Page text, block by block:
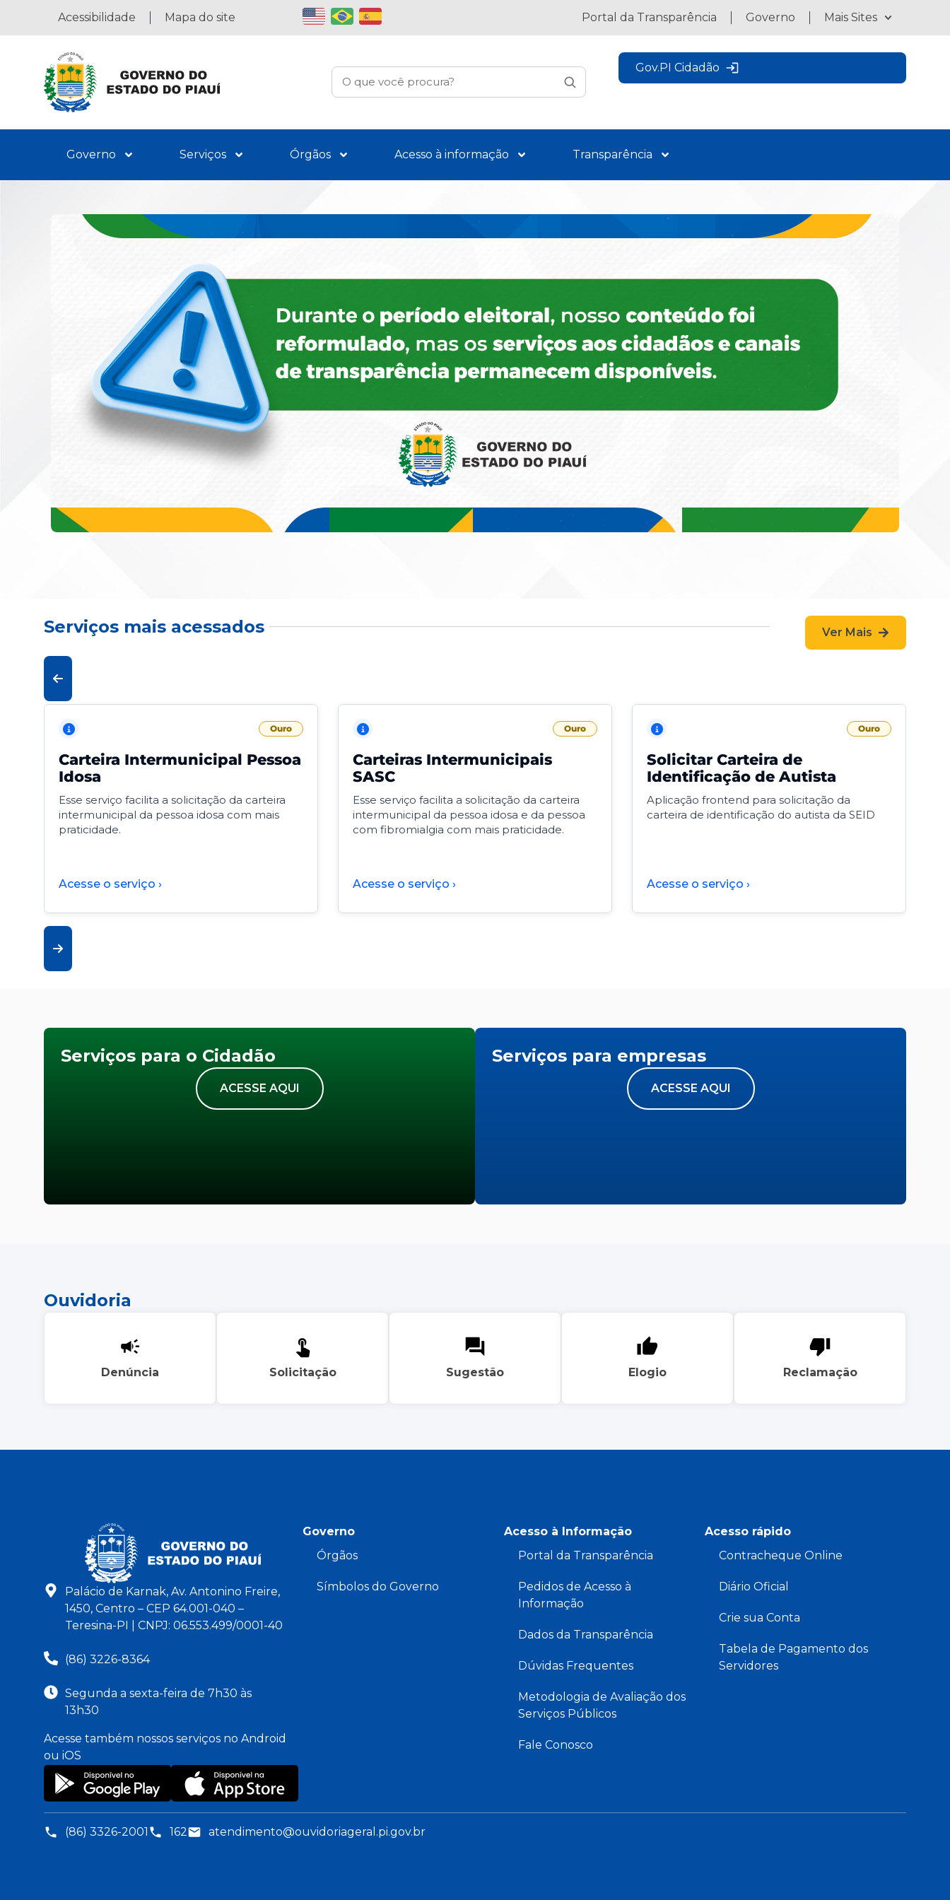
Acessibilidade Mapa do site Portal da Transparência Governo Mais Sites
Gov.PI Cidadão
Governo Serviços Órgãos Acesso à informação Transparência
Serviços mais acessados Ver Mais
Ouro
Carteira Intermunicipal Pessoa
Idosa
Esse serviço facilita a solicitação da carteira
intermunicipal da pessoa idosa com mais
praticidade.
Acesse o serviço ›
Ouro
Carteiras Intermunicipais
SASC
Esse serviço facilita a solicitação da carteira
intermunicipal da pessoa idosa e da pessoa
com fibromialgia com mais praticidade.
Acesse o serviço ›
Ouro
Solicitar Carteira de
Identificação de Autista
Aplicação frontend para solicitação da
carteira de identificação do autista da SEID
Acesse o serviço ›
Serviços para o Cidadão
ACESSE AQUI
Serviços para empresas
ACESSE AQUI
Ouvidoria
Denúncia Solicitação Sugestão Elogio Reclamação
Palácio de Karnak, Av. Antonino Freire,
1450, Centro – CEP 64.001-040 –
Teresina-PI | CNPJ: 06.553.499/0001-40
(86) 3226-8364
Segunda a sexta-feira de 7h30 às
13h30
Acesse também nossos serviços no Android
ou iOS
Governo
Órgãos
Símbolos do Governo
Acesso à Informação
Portal da Transparência
Pedidos de Acesso à
Informação
Dados da Transparência
Dúvidas Frequentes
Metodologia de Avaliação dos
Serviços Públicos
Fale Conosco
Acesso rápido
Contracheque Online
Diário Oficial
Crie sua Conta
Tabela de Pagamento dos
Servidores
(86) 3326-2001 162 atendimento@ouvidoriageral.pi.gov.br